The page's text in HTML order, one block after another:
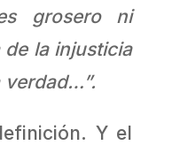
grosero ni
de la injusticia
Y el